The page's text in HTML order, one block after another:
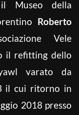
Museo della
Roberto
Vele
il refitting dello
varato da
il cui ritorno in
2018 presso